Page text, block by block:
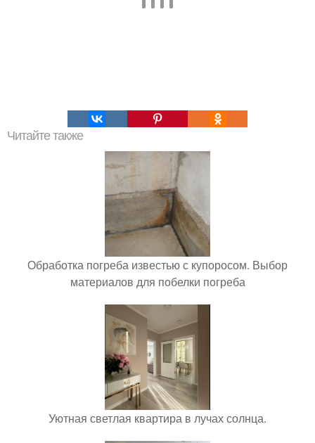
Читайте также
Обработка погреба известью с купоросом. Выбор
материалов для побелки погреба
Уютная светлая квартира в лучах солнца.